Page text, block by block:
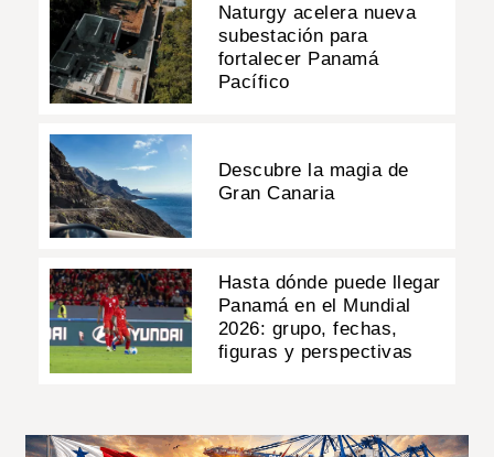
Naturgy acelera nueva
subestación para
fortalecer Panamá
Pacífico
Descubre la magia de
Gran Canaria
Hasta dónde puede llegar
Panamá en el Mundial
2026: grupo, fechas,
figuras y perspectivas